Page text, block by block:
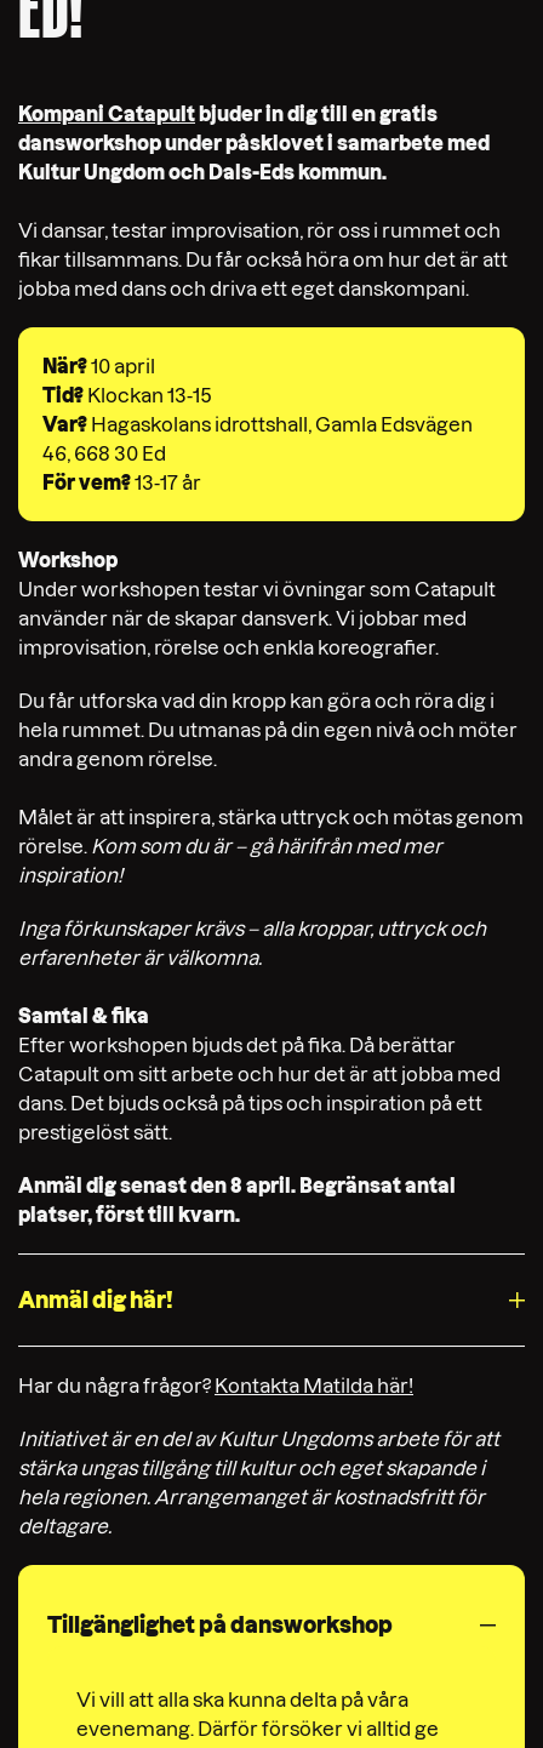
Kompani Catapult bjuder in dig till en gratis
dansworkshop under påsklovet i samarbete med
Kultur Ungdom och Dals-Eds kommun.
Vi dansar, testar improvisation, rör oss i rummet och
fikar tillsammans. Du får också höra om hur det är att
jobba med dans och driva ett eget danskompani.
När?10 april
Tid? Klockan 13-15
Var? Hagaskolans idrottshall, Gamla Edsvägen
46, 668 30 Ed
För vem?13-17 år
Workshop
Under workshopen testar vi övningar som Catapult
använder när de skapar dansverk. Vi jobbar med
improvisation, rörelse och enkla koreografier.
Du får utforska vad din kropp kan göra och röra dig i
hela rummet. Du utmanas på din egen nivå och möter
andra genom rörelse.
Målet är att inspirera, stärka uttryck och mötas genom
rörelse. Kom som du är – gå härifrån med mer
inspiration!
Inga förkunskaper krävs – alla kroppar, uttryck och
erfarenheter är välkomna.
Samtal & fika
Efter workshopen bjuds det på fika. Då berättar
Catapult om sitt arbete och hur det är att jobba med
dans. Det bjuds också på tips och inspiration på ett
prestigelöst sätt.
Anmäl dig senast den 8 april. Begränsat antal
platser, först till kvarn.
Anmäl dig här!
Har du några frågor? Kontakta Matilda här!
Initiativet är en del av Kultur Ungdoms arbete för att
stärka ungas tillgång till kultur och eget skapande i
hela regionen. Arrangemanget är kostnadsfritt för
deltagare.
Tillgänglighet på dansworkshop
Vi vill att alla ska kunna delta på våra
evenemang. Därför försöker vi alltid ge